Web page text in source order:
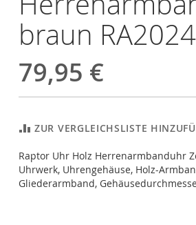
braun
79,95 €
ZUR VERGLEICHSLISTE
Raptor Uhr Holz Herrenarmbanduhr
Uhrwerk, Uhrengehäuse, Holz-
Gliederarmband,